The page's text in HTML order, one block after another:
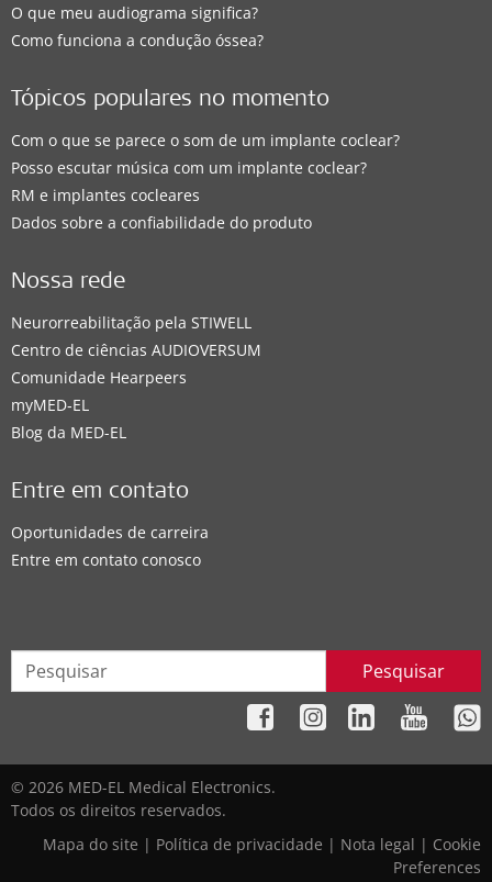
O que meu audiograma significa?
Como funciona a condução óssea?
Tópicos populares no momento
Com o que se parece o som de um implante coclear?
Posso escutar música com um implante coclear?
RM e implantes cocleares
Dados sobre a confiabilidade do produto
Nossa rede
Neurorreabilitação pela STIWELL
Centro de ciências AUDIOVERSUM
Comunidade Hearpeers
myMED‑EL
Blog da MED-EL
Entre em contato
Oportunidades de carreira
Entre em contato conosco
Pesquisar
© 2026 MED-EL Medical Electronics.
Todos os direitos reservados.
Mapa do site | Política de privacidade | Nota legal | Cookie
Preferences